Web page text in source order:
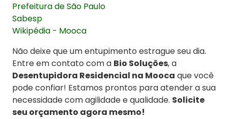
Prefeitura de São Paulo
Sabesp
Wikipédia - Mooca
Não deixe que um entupimento estrague seu dia.
Entre em contato com a Bio Soluções, a
Desentupidora Residencial na Mooca que você
pode confiar! Estamos prontos para atender a sua
necessidade com agilidade e qualidade. Solicite
seu orçamento agora mesmo!